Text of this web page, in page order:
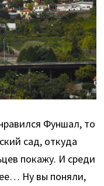
Фуншал, то
сад, откуда
покажу. И среди
Ну вы поняли,